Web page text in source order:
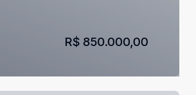
R$ 850.000,00